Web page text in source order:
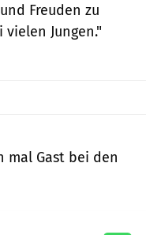
Freuden zu
Jungen."
mal Gast bei den